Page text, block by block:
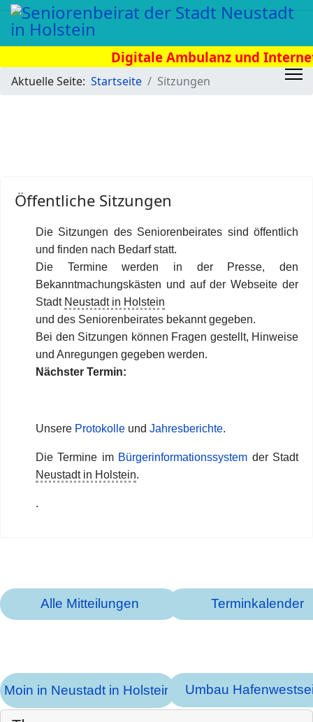
Digitale Ambulanz und
02.09.2026
Aktuelle Seite: Startseite Sitzungen
Öffentliche Sitzungen
Die Sitzungen des Seniorenbeirates sind öffentlich
und finden nach Bedarf statt.
Die Termine werden in der Presse, den
Bekanntmachungskästen und auf der Webseite der
Stadt Neustadt in Holstein
und des Seniorenbeirates bekannt gegeben.
Bei den Sitzungen können Fragen gestellt, Hinweise
und Anregungen gegeben werden.
Nächster Termin:
Unsere Protokolle und Jahresberichte.
Die Termine im Bürgerinformationssystem der Stadt
Neustadt in Holstein.
.
Alle Mitteilungen Terminkalender
Moin in Neustadt in Holstein Umbau